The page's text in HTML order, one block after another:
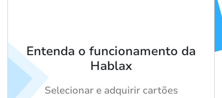
Entenda o funcionamento da
Hablax
Selecionar e adquirir cartões